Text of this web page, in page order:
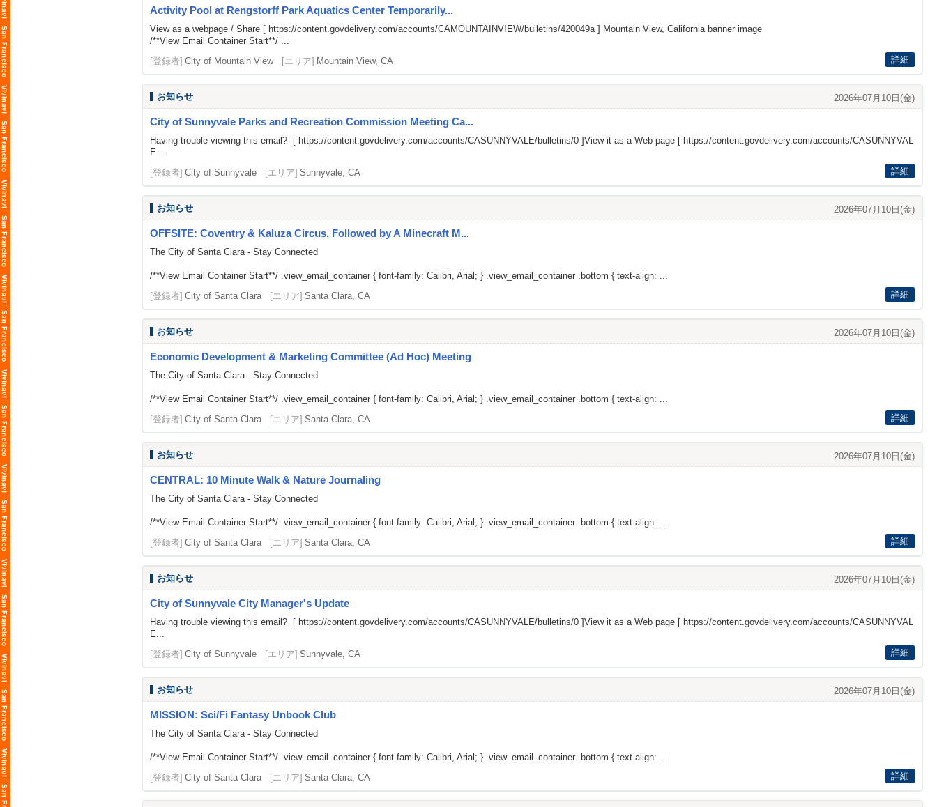
Activity Pool at Rengstorff Park Aquatics Center Temporarily...
View as a webpage / Share [ https://content.govdelivery.com/accounts/CAMOUNTAINVIEW/bulletins/420049a] Mountain View, California banner image
/**View Email Container Start**/ ...
[登録者] City of Mountain View [エリア] Mountain View, CA 詳細
お知らせ 2026年07月10日(金)
City of Sunnyvale Parks and Recreation Commission Meeting Ca...
Having trouble viewing this email? [ https://content.govdelivery.com/accounts/CASUNNYVALE/bulletins/0 ]View it as a Web page [ https://content.govdelivery.com/accounts/CASUNNYVAL
E...
[登録者] City of Sunnyvale [エリア] Sunnyvale, CA 詳細
お知らせ 2026年07月10日(金)
OFFSITE: Coventry & Kaluza Circus, Followed by A Minecraft M...
The City of Santa Clara - Stay Connected
/**View Email Container Start**/ .view_email_container { font-family: Calibri, Arial; } .view_email_container .bottom { text-align: ...
[登録者] City of Santa Clara [エリア] Santa Clara, CA 詳細
お知らせ 2026年07月10日(金)
Economic Development & Marketing Committee (Ad Hoc) Meeting
The City of Santa Clara - Stay Connected
/**View Email Container Start**/ .view_email_container { font-family: Calibri, Arial; } .view_email_container .bottom { text-align: ...
[登録者] City of Santa Clara [エリア] Santa Clara, CA 詳細
お知らせ 2026年07月10日(金)
CENTRAL: 10 Minute Walk & Nature Journaling
The City of Santa Clara - Stay Connected
/**View Email Container Start**/ .view_email_container { font-family: Calibri, Arial; } .view_email_container .bottom { text-align: ...
[登録者] City of Santa Clara [エリア] Santa Clara, CA 詳細
お知らせ 2026年07月10日(金)
City of Sunnyvale City Manager's Update
Having trouble viewing this email? [ https://content.govdelivery.com/accounts/CASUNNYVALE/bulletins/0 ]View it as a Web page [ https://content.govdelivery.com/accounts/CASUNNYVAL
E...
[登録者] City of Sunnyvale [エリア] Sunnyvale, CA 詳細
お知らせ 2026年07月10日(金)
MISSION: Sci/Fi Fantasy Unbook Club
The City of Santa Clara - Stay Connected
/**View Email Container Start**/ .view_email_container { font-family: Calibri, Arial; } .view_email_container .bottom { text-align: ...
[登録者] City of Santa Clara [エリア] Santa Clara, CA 詳細